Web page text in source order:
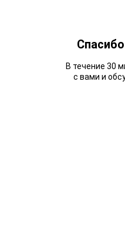
В течение 30
с вами и